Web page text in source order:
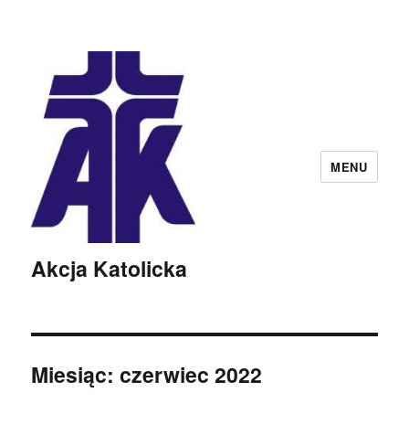
Akcja Katolicka
MENU
Miesiąc:czerwiec 2022